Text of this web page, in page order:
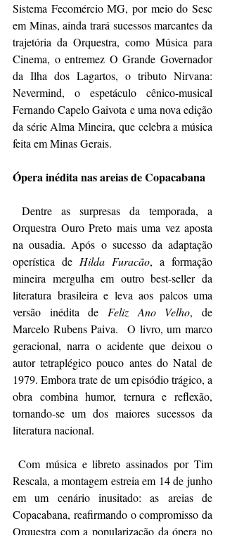
Sistema Fecomércio MG, por meio do Sesc
em Minas, ainda trará sucessos marcantes da
trajetória da Orquestra, como Música para
Cinema, o entremez O Grande Governador
da Ilha dos Lagartos, o tributo Nirvana:
Nevermind, o espetáculo cênico-musical
Fernando Capelo Gaivota e uma nova edição
da série Alma Mineira, que celebra a música
feita em Minas Gerais.
Ópera inédita nas areias de Copacabana
Orquestra Ouro Preto mais uma vez aposta
na ousadia. Após o sucesso da adaptação
operística de Hilda Furacão, a formação
mineira mergulha em outro best-seller da
literatura brasileira e leva aos palcos uma
versão inédita de Feliz Ano Velho, de
Marcelo Rubens Paiva.
O livro, um marco
geracional, narra o acidente que deixou o
autor tetraplégico pouco antes do Natal de
1979. Embora trate de um episódio trágico, a
obra combina humor, ternura e reflexão,
tornando-se um dos maiores sucessos da
literatura nacional.
Rescala, a montagem estreia em 14 de junho
em um cenário inusitado: as areias de
Copacabana, reafirmando o compromisso da
Orquestra com a popularização da ópera no